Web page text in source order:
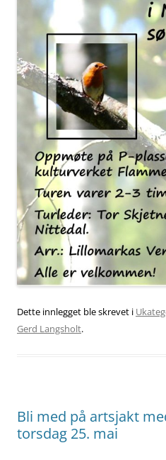
Dette innlegget ble skrevet i
Gerd Langsholt.
Bli med på artsjakt
torsdag 25. mai